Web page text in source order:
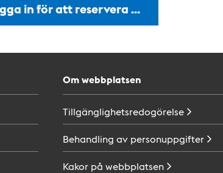
in för att reservera …
Om webbplatsen
Tillgänglighetsredogörelse
Behandling av personuppgifter
Kakor på webbplatsen